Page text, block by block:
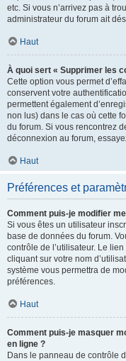
etc. Si vous n’arrivez pas à
administrateur du forum ait
Haut
À quoi sert « Supprimer les
Cette option vous permet
conservent votre
permettent également
non lus) dans le cas où cette
du forum. Si vous rencontrez
déconnexion au forum,
Haut
Préférences et
Comment puis-je modifier
Si vous êtes un utilisateur
base de données du forum.
contrôle de l’utilisateur. Le
cliquant sur votre nom
système vous permettra de
préférences.
Haut
Comment puis-je masquer
en ligne ?
Dans le panneau de contrôle